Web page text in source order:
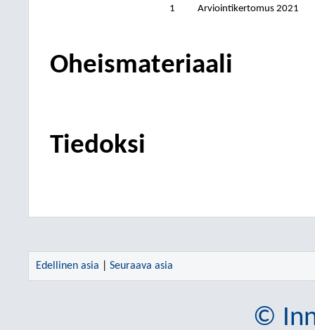
1 Arviointikertomus 2021
Oheismateriaali
Tiedoksi
Edellinen asia Seuraava asia
©